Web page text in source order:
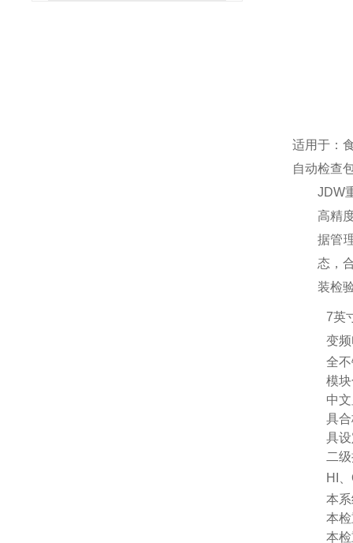
适用于：
自动检查
JDW
高精
据管
态，
装检
7英
变
全
模
中
具
具
二
HI
本
本
本